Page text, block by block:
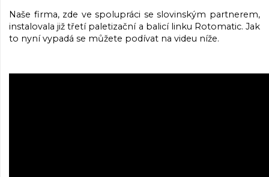
Naše firma, zde ve spolupráci se slovinským partnerem,
instalovala již třetí paletizační a balicí linku Rotomatic. Jak
to nyní vypadá se můžete podívat na videu níže.